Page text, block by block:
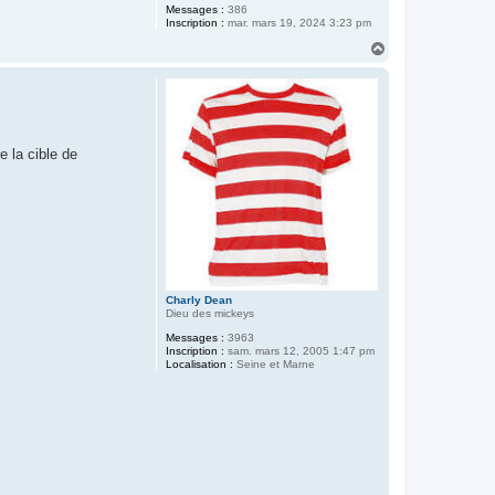
Messages : 386
Inscription : mar. mars 19, 2024 3:23 pm
Charly Dean
Dieu des mickeys
Messages : 3963
Inscription : sam. mars 12, 2005 1:47 pm
Localisation : Seine et Marne
la cible de